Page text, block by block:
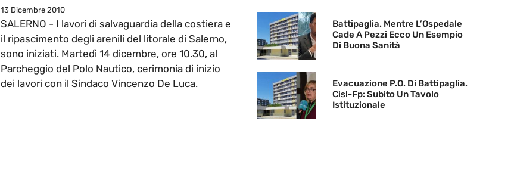
13 Dicembre 2010
SALERNO - I lavori di salvaguardia della costiera e
il ripascimento degli arenili del litorale di Salerno,
sono iniziati. Martedì 14 dicembre, ore 10.30, al
Parcheggio del Polo Nautico, cerimonia di inizio
dei lavori con il Sindaco Vincenzo De Luca.
Battipaglia. Mentre L’Ospedale
Cade A Pezzi Ecco Un Esempio
Di Buona Sanità
Evacuazione P.O. Di Battipaglia.
Cisl-Fp: Subito Un Tavolo
Istituzionale